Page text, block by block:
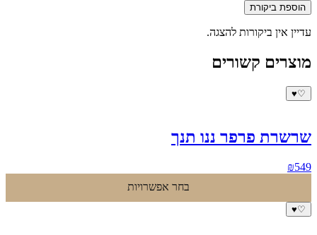
הוספת ביקורת
עדיין אין ביקורות להצגה.
מוצרים קשורים
♡
♥
שרשרת פרפר ננו תנך
₪549
בחר אפשרויות
♡
♥